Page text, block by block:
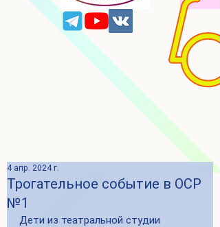
Трогательное событие в ОСР
№1
4 апр. 2024 г.
Дети из театральной студии